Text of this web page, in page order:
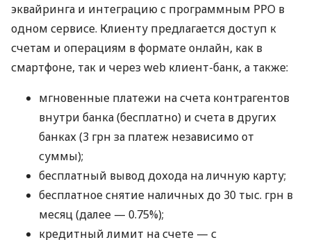
эквайринга и интеграцию с программным РРО в
одном сервисе. Клиенту предлагается доступ к
счетам и операциям в формате онлайн, как в
смартфоне, так и через web клиент-банк, а также:
мгновенные платежи на счета контрагентов
внутри банка (бесплатно) и счета в других
банках (3 грн за платеж независимо от
суммы);
бесплатный вывод дохода на личную карту;
бесплатное снятие наличных до 30 тыс. грн в
месяц (далее — 0.75%);
кредитный лимит на счете — с